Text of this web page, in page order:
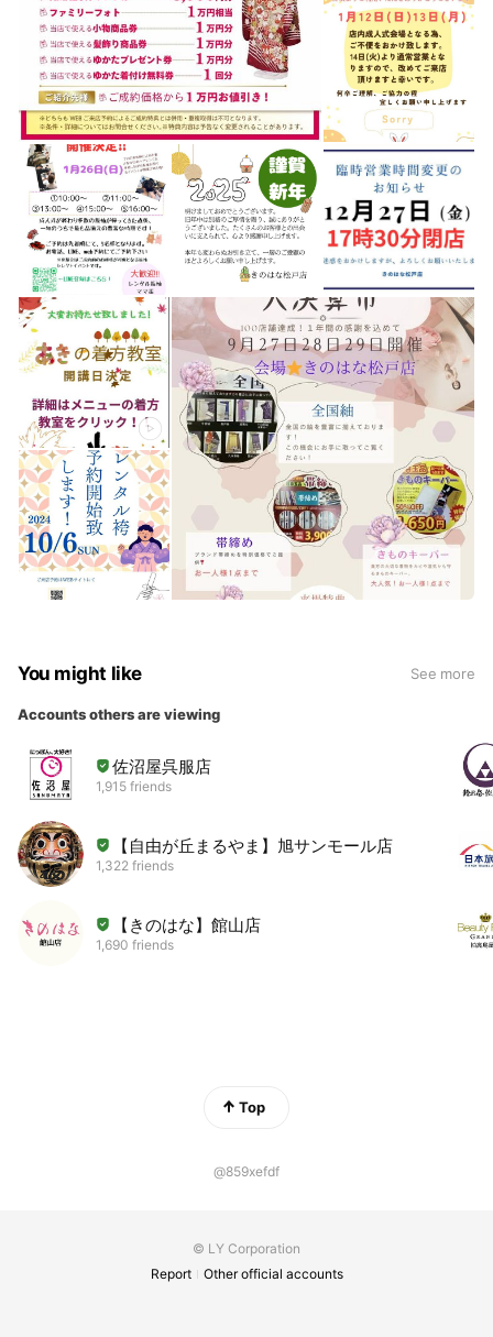
You might like See more
Accounts others are viewing
佐沼屋呉服店
1,915 friends
【自由が丘まるやま】旭サンモール店
1,322 friends
【きのはな】館山店
1,690 friends
Top
@859xefdf
© LY Corporation
Report
Other official accounts